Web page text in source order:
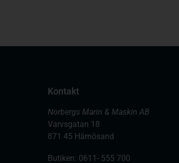
Kontakt
Norbergs Marin & Maskin AB
Varvsgatan 18
871 45 Härnösand
Butiken: 0611- 555 700